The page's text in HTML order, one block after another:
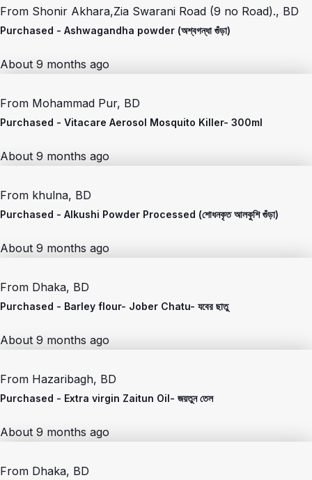
From Shonir Akhara,Zia Swarani Road (9 no Road)., BD
Purchased - Ashwagandha powder (অশ্বগন্ধা গুঁড়া)
About 9 months ago
From Mohammad Pur, BD
Purchased - Vitacare Aerosol Mosquito Killer- 300ml
About 9 months ago
From khulna, BD
Purchased - Alkushi Powder Processed (শোধনকৃত আলকুশি গুঁড়া)
About 9 months ago
From Dhaka, BD
Purchased - Barley flour- Jober Chatu- যবের ছাতু
About 9 months ago
From Hazaribagh, BD
Purchased - Extra virgin Zaitun Oil- জয়তুন তেল
About 9 months ago
From Dhaka, BD